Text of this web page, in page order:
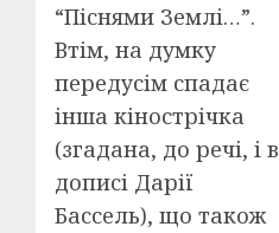
“Піснями Землі…”.
Втім, на думку
передусім спадає
інша кінострічка
(згадана, до речі, і в
дописі Дарії
Бассель), що також